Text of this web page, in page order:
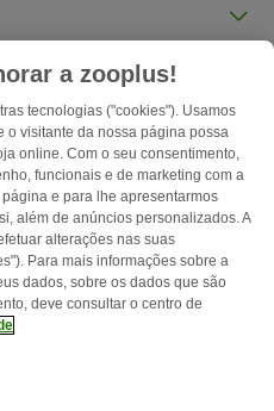
a zooplus!
tecnologias ("cookies"). Usamos
o visitante da nossa página possa
online. Com o seu consentimento,
funcionais e de marketing com a
e para lhe apresentarmos
além de anúncios personalizados. A
alterações nas suas
Para mais informações sobre a
dados, sobre os dados que são
deve consultar o centro de